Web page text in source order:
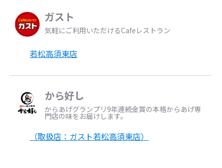
ガスト
気軽にご利用いただけるCafeレストラン
若松高須東店
から好し
からあげグランプリ9年連続金賞の本格からあげ専
門店の味をお届けします。
（取扱店：ガスト若松高須東店）